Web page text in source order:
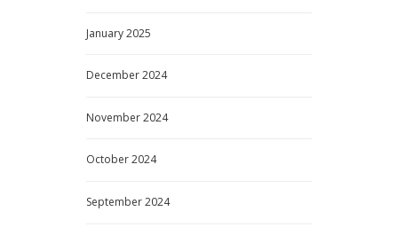
January2025
December2024
November2024
October2024
September2024